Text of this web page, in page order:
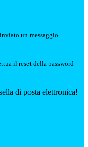
un messaggio
il reset della password
di posta elettronica!